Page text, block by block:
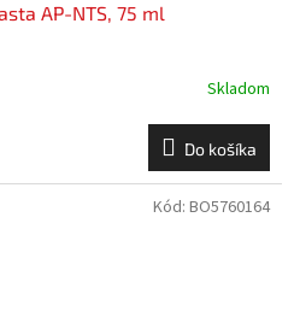
AP-NTS, 75 ml
Skladom
Do košíka
Kód: BO5760164